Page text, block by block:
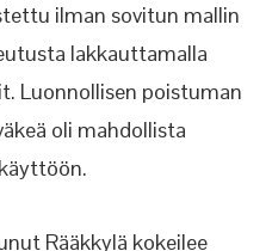
ilman sovitun mallin
lakkauttamalla
Luonnollisen poistuman
oli mahdollista
Rääkkylä kokeilee